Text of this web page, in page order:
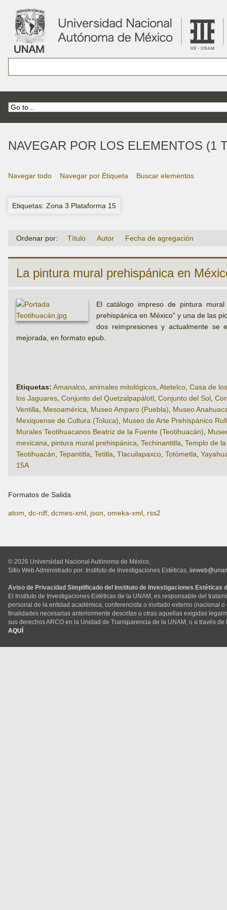
NAVEGAR POR LOS ELEMENTOS (1
Navegar todo Navegar por Etiqueta Buscar elementos
Etiquetas: Zona 3 Plataforma 15
Ordenar por: Título Autor Fecha de agregación
La pintura mural prehispánica en
El catálogo impreso de pintura
prehispánica en México” y una de las
dos reimpresiones y actualmente se
mejorada, en formato epub.
Etiquetas: Amanalco animales mitológicos Atetelco Casa de
los Jaguares Conjunto del Quetzalpapálotl Conjunto del Sol
Ventilla
Mesoamérica Museo Amparo (Puebla)
Museo
Mexiquense de Cultura (Toluca)
Museo de Arte Prehispánico
Murales Teotihuacanos Beatriz de la Fuente (Teotihuacán)
mexicana
pintura mural prehispánica Techinantitla Templo de
Teotihuacán Tepantitla Tetitla Tlacuilapaxco Totómetla
15A
Formatos de Salida
atom, dc-rdf, dcmes-xml, json, omeka-xml, rss2
© 2026 Universidad Nacional Autónoma de México,
Sitio Web Administrado por: Instituto de Investigaciones Estéticas,
Aviso de Privacidad Simplificado del Instituto de Investigaciones Estéticas
El Instituto de Investigaciones Estéticas de la UNAM, es responsable del
personal de la entidad académica, conferencista o invitado externo (nacional
finalidades necesarias anteriormente descritas u otras aquellas exigidas
sus derechos ARCO en la Unidad de Transparencia de la UNAM, o a través
AQUÍ